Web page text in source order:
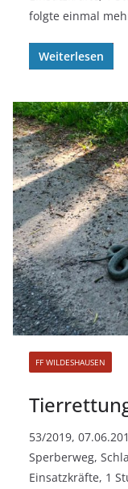
folgte einmal
Weiterlesen
FF WILDESHAUSEN
53/2019,
Sperberweg,
Einsatzkräfte, 1